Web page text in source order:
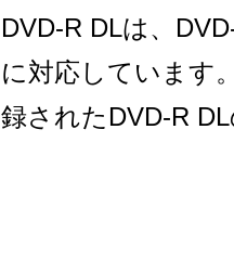
DVD-R DLは、
に対応しています
録されたDVD-R